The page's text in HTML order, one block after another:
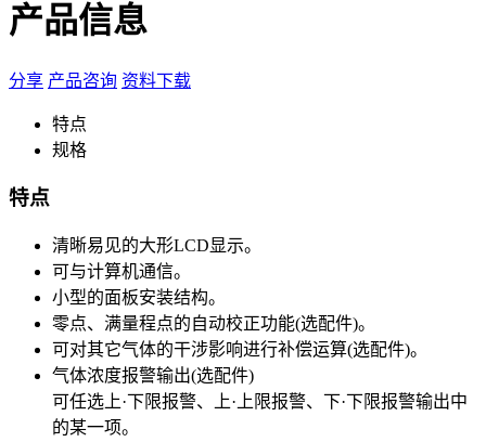
产品信息
分享 产品咨询 资料下载
特点
规格
特点
清晰易见的大形LCD显示。
可与计算机通信。
小型的面板安装结构。
零点、满量程点的自动校正功能(选配件)。
可对其它气体的干涉影响进行补偿运算(选配件)。
气体浓度报警输出(选配件)
可任选上·下限报警、上·上限报警、下·下限报警输出中
的某一项。